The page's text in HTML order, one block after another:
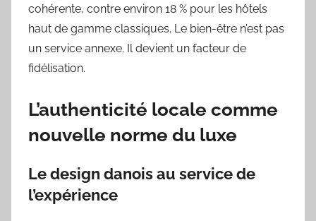
cohérente, contre environ 18 % pour les hôtels
haut de gamme classiques. Le bien-être n’est pas
un service annexe. Il devient un facteur de
fidélisation.
L’authenticité locale comme
nouvelle norme du luxe
Le design danois au service de
l’expérience